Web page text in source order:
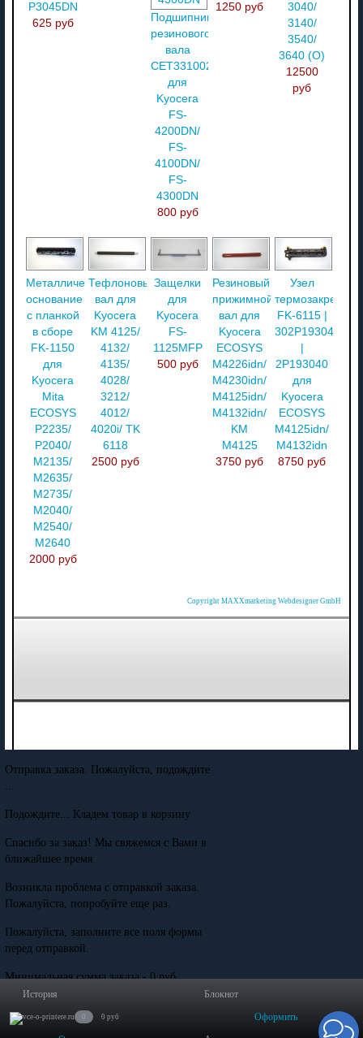
P3045DN
625 руб
Подшипники
резинового
вала
CET331002
для
Kyocera
FS-
4200DN/
FS-
4100DN/
FS-
4300DN
800 руб
1250 руб
3040/
3140/
3540/
3640 (О)
12500
руб
Металлическое
основание
с планкой
в сборе
FK-1150
для
Kyocera
Mita
ECOSYS
P2235/
P2040/
M2135/
M2635/
M2735/
M2040/
M2540/
M2640
2000 руб
Тефлоновый
вал для
Kyocera
KM 4125/
4132/
4135/
4028/
3212/
4012/
4020i/ TK
6118
2500 руб
Защелки
для
Kyocera
FS-
1125MFP
500 руб
Резиновый
прижимной
вал для
Kyocera
ECOSYS
M4226idn/
M4230idn/
M4125idn/
M4132idn/
KM
M4125
3750 руб
Узел
FK-6115 |
302P193040
2P193040
для
Kyocera
ECOSYS
M4125idn/
M4132idn
8750 руб
Copyright MAXXmarketing Webdesigner GmbH
История Блокнот
0 0 руб
Оформить
Отправка заказа. Пожалуйста, подождите
Подождите... Кладем товар в корзину
Спасибо за заказ! Мы свяжемся с Вами в
ближайшее время
Возникла проблема с отправкой заказа.
Пожалуйста, попробуйте еще раз.
Пожалуйста, заполните все поля формы
перед отправкой.
Минимальная сумма заказа - 0 руб.